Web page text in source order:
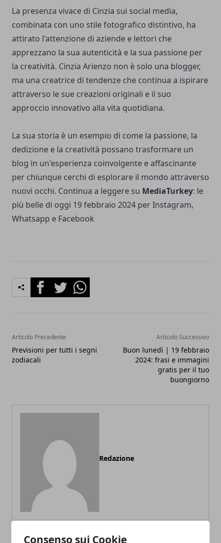
Consenso sui Cookie
La presenza vivace di Cinzia sui social media,
combinata con uno stile fotografico distintivo, ha
attirato l'attenzione di aziende e lettori che
apprezzano la sua autenticità e la sua passione per
la creatività. Cinzia Arienzo non è solo una blogger,
ma una creatrice di tendenze che continua a ispirare
attraverso le sue creazioni originali e il suo
approccio innovativo alla vita quotidiana.
La sua storia è un esempio di come la passione, la
dedizione e la creatività possano trasformare un
blog in un'esperienza coinvolgente e affascinante
per chiunque cerchi di esplorare il mondo attraverso
nuovi occhi. Continua a leggere su MediaTurkey: le
più belle di oggi 19 febbraio 2024 per Instagram,
Whatsapp e Facebook
FacebookTwitterWhatsapp
Articolo Precedente
Previsioni per tutti i segni
zodiacali
Articolo Successivo
Buon lunedì | 19 febbraio
2024: frasi e immagini
gratis per il tuo
buongiorno
Redazione